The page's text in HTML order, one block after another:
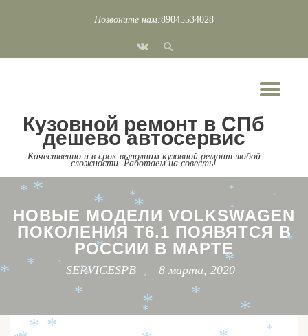
Позвоните нам:89045534028
fa-
Кузовной ремонт в СПб
дешево автосервис
Качественно и в срок выполним кузовной ремонт любой
сложности. Работаем на совесть!
НОВЫЕ МОДЕЛИ VOLKSWAGEN
ПОКОЛЕНИЯ Т6.1 ПОЯВЯТСЯ В
РОССИИ В МАРТЕ
SERVICESPB 8 марта, 2020
*
*
*
*
*
*
*
*
*
*
*
*
*
* *
*
*
* *
*
*
*
*
*
*
*
*
*
*
*
*
*
*